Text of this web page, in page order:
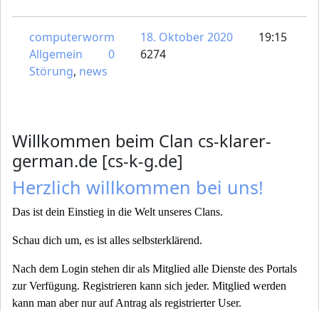
computerworm 18. Oktober 2020
19:15
Allgemein
0
6274
Störung, news
Willkommen beim Clan cs-klarer-
german.de [cs-k-g.de]
Herzlich willkommen bei uns!
Das ist dein Einstieg in die Welt unseres Clans.
Schau dich um, es ist alles selbsterklärend.
Nach dem Login stehen dir als Mitglied alle Dienste des Portals
zur Verfügung. Registrieren kann sich jeder. Mitglied werden
kann man aber nur auf Antrag als registrierter User.